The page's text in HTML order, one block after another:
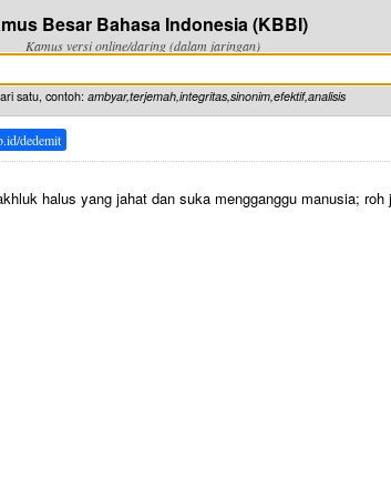
Besar Bahasa Indonesia (KBBI)
Kamus versi online/daring (dalam jaringan)
satu, contoh: ambyar,terjemah,integritas,sinonim,efektif,analisis
dedemit
halus yang jahat dan suka mengganggu manusia; roh